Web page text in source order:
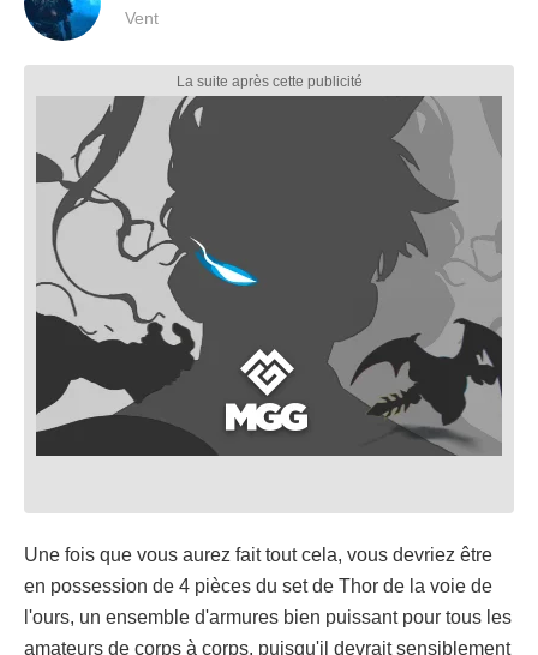
Vent
Une fois que vous aurez fait tout cela, vous devriez être
en possession de 4 pièces du set de Thor de la voie de
l'ours, un ensemble d'armures bien puissant pour tous les
amateurs de corps à corps, puisqu'il devrait sensiblement